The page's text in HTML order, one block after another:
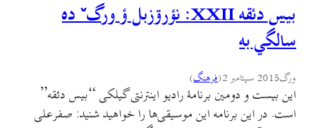
بيس دئقه XXII: نؤرۊزبل ؤ ورگˇ ده
سالگي به
ورگ2015 سپتامبر 2 (فرهنگ)
اين بیست و دومین برنامهٔ رادیو اینترنتی گیلکی “بیس دئقه”
است. در این برنامه این موسیقی‌ها را خواهید شنید: صفرعلی